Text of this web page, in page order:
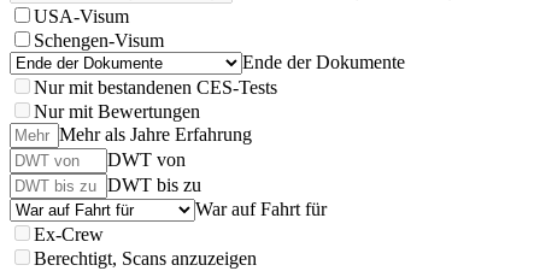
USA-Visum
Schengen-Visum
Ende der Dokumente
Nur mit bestandenen CES-Tests
Nur mit Bewertungen
Mehr als Jahre Erfahrung
DWT von
DWT bis zu
War auf Fahrt für
Ex-Crew
Berechtigt, Scans anzuzeigen